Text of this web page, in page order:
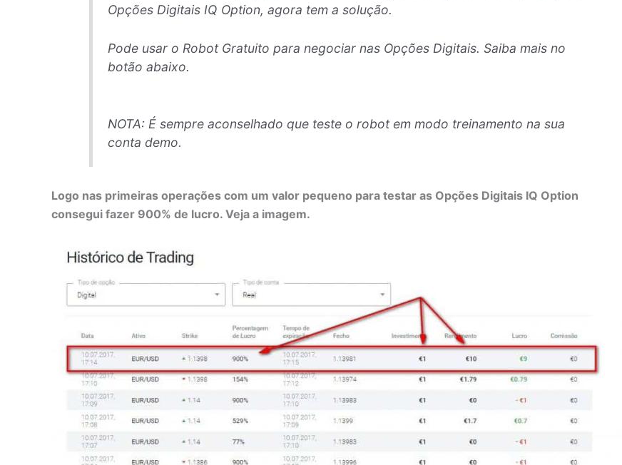
Opções Digitais IQ Option, agora tem a solução.
Pode usar o Robot Gratuito para negociar nas Opções Digitais. Saiba mais no
botão abaixo.
NOTA: É sempre aconselhado que teste o robot em modo treinamento na sua
conta demo.
Logo nas primeiras operações com um valor pequeno para testar as Opções Digitais IQ Option
consegui fazer 900% de lucro. Veja a imagem.